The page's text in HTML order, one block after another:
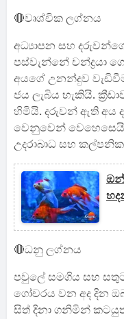
🔴වෘශ්චික ලග්නය
අධ්‍යාපන සහ
පස්වැන්නේ චන්ද්‍රයා
අයගේ උනන්දුව
ජය ලැබිය හැකියි.
හිමියි. දරුවන් ඇති අය
වෙනුවෙන්
උදරාබාධ සහ
🔴ධනු ලග්නය
පවුලේ සමගිය සහ
ගෝචරය වන අද දින
සිත් දිනා ගනිමින්